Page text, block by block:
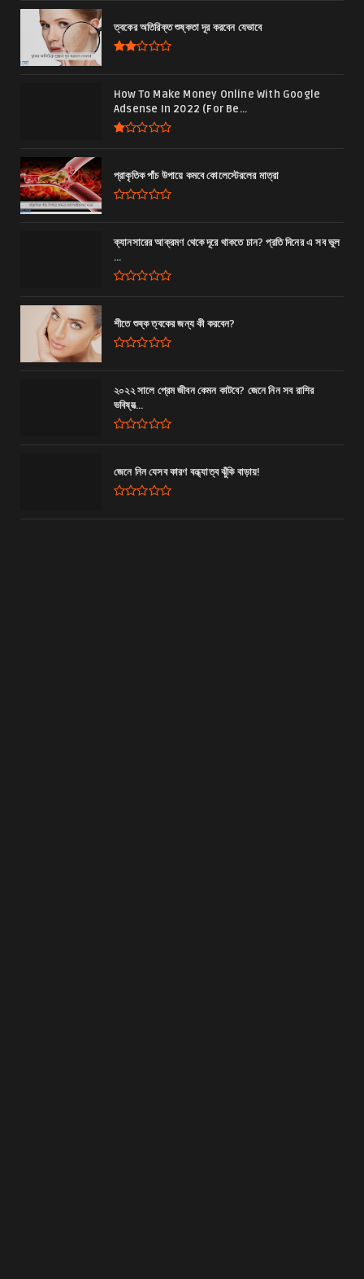
ত্বকের অতিরিক্ত শুষ্কতা দূর করবেন যেভাবে
How To Make Money Online With Google
Adsense In 2022 (For Be...
প্রাকৃতিক পাঁচ উপায়ে কমবে কোলেস্টেরলের মাত্রা
ক্যানসারের আক্রমণ থেকে দূরে থাকতে চান? প্রতি দিনের এ সব ভুল
...
শীতে শুষ্ক ত্বকের জন্য কী করবেন?
২০২২ সালে প্রেম জীবন কেমন কাটবে? জেনে নিন সব রাশির
ভবিষ্যত্‍...
জেনে নিন যেসব কারণ বন্ধ্যাত্ব ঝুঁকি বাড়ায়!